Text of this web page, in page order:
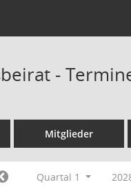
-
Mitglieder
Quartal 1